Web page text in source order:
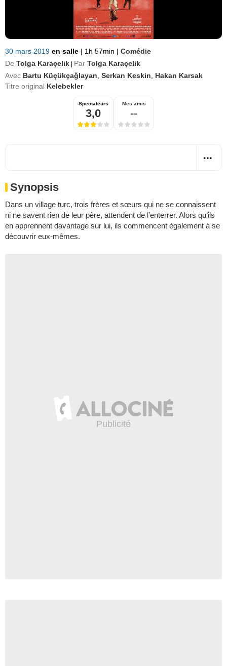
30 mars 2019 en salle | 1h 57min | Comédie
De Tolga Karaçelik Par Tolga Karaçelik
Avec Bartu Küçükçağlayan Serkan Keskin
Hakan Karsak
Titre original Kelebekler
Spectateurs
3,0
Mes amis
--
Synopsis
Dans un village turc, trois frères et sœurs qui ne se connaissent
ni ne savent rien de leur père, attendent de l’enterrer. Alors qu’ils
en apprennent davantage sur lui, ils commencent également à se
découvrir eux-mêmes.